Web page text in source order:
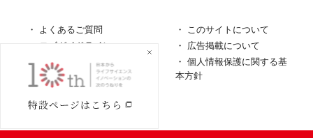
よくあるご質問
このサイトについて
ロゴガイドライン
広告掲載について
特定商取引法に基づく表
個人情報保護に関する基
本方針